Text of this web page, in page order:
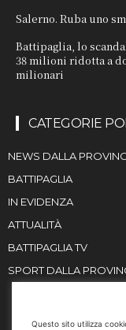
Salerno. Ruba uno
Battipaglia, lo
38 milioni ridotta a
milionari
CATEGORIE
NEWS DALLA
BATTIPAGLIA
IN EVIDENZA
ATTUALITÀ
BATTIPAGLIA TV
SPORT DALLA
Questo sito utilizza